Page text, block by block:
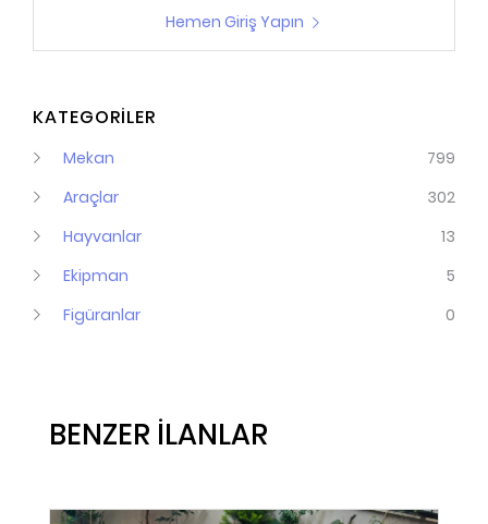
Hemen Giriş Yapın
KATEGORİLER
Mekan
799
Araçlar
302
Hayvanlar
13
Ekipman
5
Figüranlar
0
BENZER İLANLAR